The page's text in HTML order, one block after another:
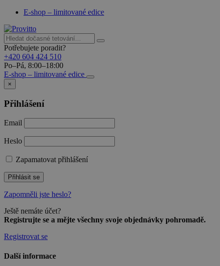
E-shop – limitované edice
Potřebujete poradit?
+420 604 424 510
Po–Pá, 8:00–18:00
E-shop – limitované edice
×
Přihlášení
Email
Heslo
Zapamatovat přihlášení
Přihlásit se
Zapomněli jste heslo?
Ještě nemáte účet?
Registrujte se a mějte všechny svoje objednávky pohromadě.
Registrovat se
Další informace